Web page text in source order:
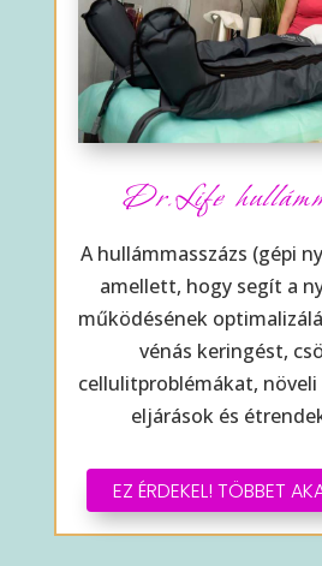
Dr.Life
A hullámmasszázs (gépi
amellett, hogy segít a
működésének
vénás keringést,
cellulitproblémákat,
eljárások és
EZ ÉRDEKEL! TÖBBET